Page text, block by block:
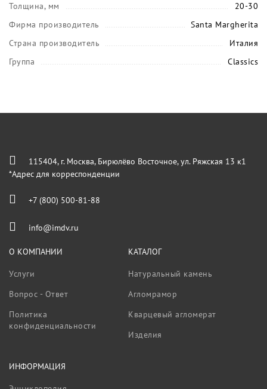
Толщина, мм
20-30
Фирма производитель
Santa Margherita
Страна производитель
Италия
Группа
Classics
115404, г. Москва, Бирюлёво Восточное, ул. Ряжская 13 к1
*Адрес для корреспонденции
+7 (800) 500-81-88
info@imdv.ru
О КОМПАНИИ
Услуги
Вопрос - Ответ
Политика
конфиденциальности
КАТАЛОГ
Натуральный камень
Агломрамор
Кварцевый агломерат
Изделия
ИНФОРМАЦИЯ